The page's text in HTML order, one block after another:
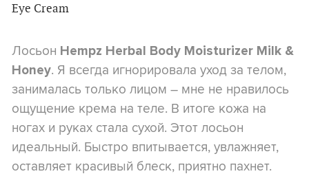
Лосьон Hempz Herbal Body Moisturizer Milk &
Honey. Я всегда игнорировала уход за телом,
занималась только лицом – мне не нравилось
ощущение крема на теле. В итоге кожа на
ногах и руках стала сухой. Этот лосьон
идеальный. Быстро впитывается, увлажняет,
оставляет красивый блеск, приятно пахнет.